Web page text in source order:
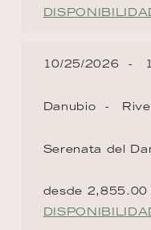
10/25/2026
Danubio
Serenata del
desde 2,855.00